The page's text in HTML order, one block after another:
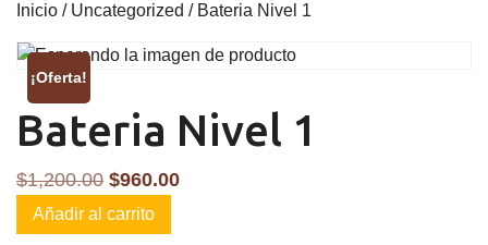
Inicio / Uncategorized / Bateria Nivel 1
¡Oferta!
Bateria Nivel 1
$1,200.00 El
precio
original
$960.00El
Bateria
Nivel
Añadir al carrito